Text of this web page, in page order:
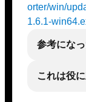
orter/win/
1.6.1-
参考にな
これは役